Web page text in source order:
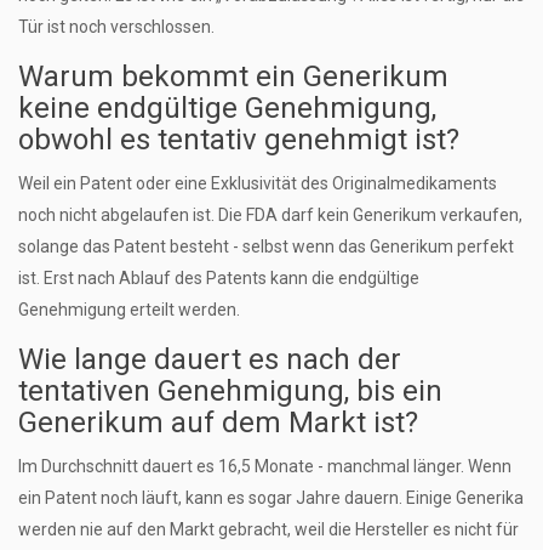
Tür ist noch verschlossen.
Warum bekommt ein Generikum
keine endgültige Genehmigung,
obwohl es tentativ genehmigt ist?
Weil ein Patent oder eine Exklusivität des Originalmedikaments
noch nicht abgelaufen ist. Die FDA darf kein Generikum verkaufen,
solange das Patent besteht - selbst wenn das Generikum perfekt
ist. Erst nach Ablauf des Patents kann die endgültige
Genehmigung erteilt werden.
Wie lange dauert es nach der
tentativen Genehmigung, bis ein
Generikum auf dem Markt ist?
Im Durchschnitt dauert es 16,5 Monate - manchmal länger. Wenn
ein Patent noch läuft, kann es sogar Jahre dauern. Einige Generika
werden nie auf den Markt gebracht, weil die Hersteller es nicht für